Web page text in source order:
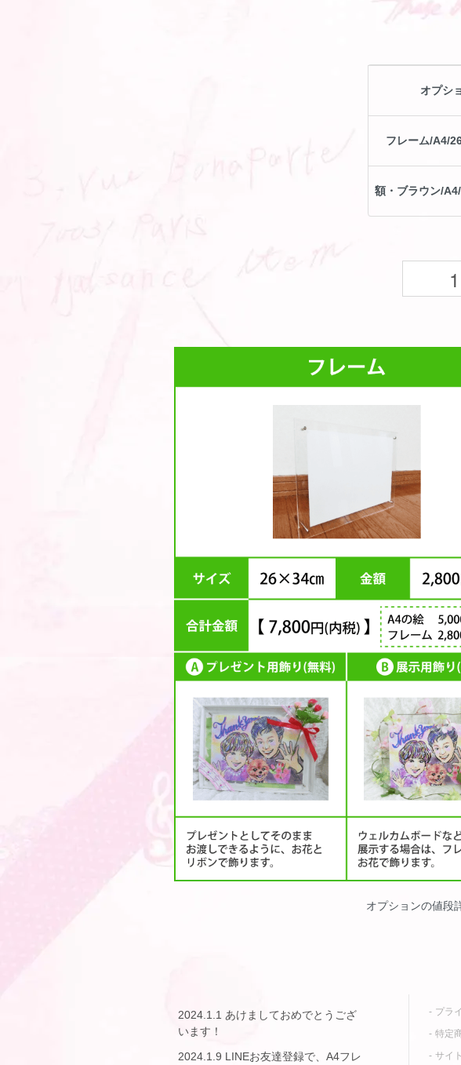
オプシ
フレーム/A4/
額・ブラウン/
オプションの値段
2024.1.1 あけましておめでとうござ
います！
2024.1.9 LINEお友達登録で、A4フレ
プラ
特定
サイ